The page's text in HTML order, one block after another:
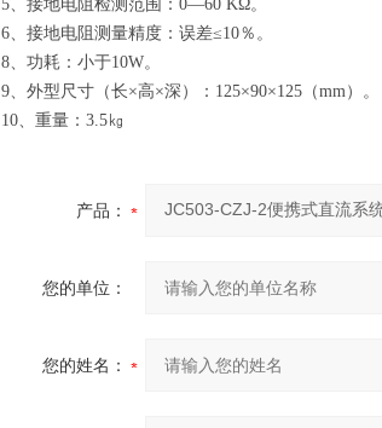
5、接地电阻检测范围：0—60 KΩ。
6、接地电阻测量精度：误差≤10％。
8、功耗：小于10W。
9、外型尺寸（长×高×深）：125×90×125（mm）。
10、重量：3.5㎏
产品：
您的单位：
您的姓名：